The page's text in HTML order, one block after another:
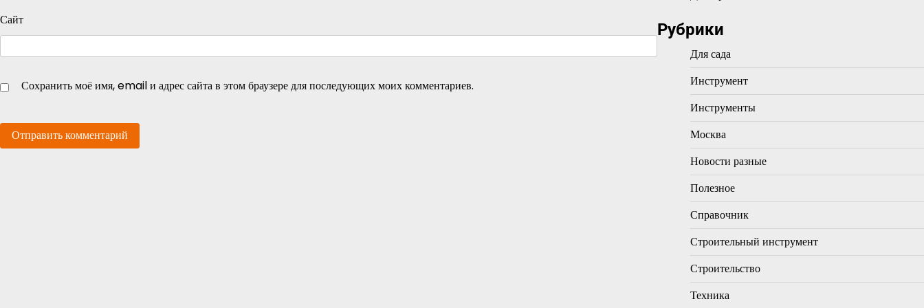
Сайт
Сохранить моё имя, email и адрес сайта в этом браузере для последующих моих комментариев.
Рубрики
Для сада
Инструмент
Инструменты
Москва
Новости разные
Полезное
Справочник
Строительный инструмент
Строительство
Техника